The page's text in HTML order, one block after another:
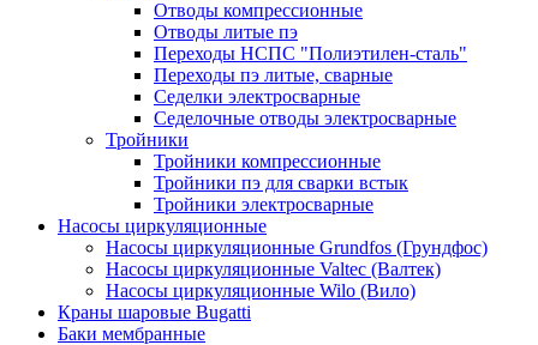
Отводы компрессионные
Отводы литые пэ
Переходы НСПС "Полиэтилен-сталь"
Переходы пэ литые, сварные
Седелки электросварные
Седелочные отводы электросварные
Тройники
Тройники компрессионные
Тройники пэ для сварки встык
Тройники электросварные
Насосы циркуляционные
Насосы циркуляционные Grundfos (Грундфос)
Насосы циркуляционные Valtec (Валтек)
Насосы циркуляционные Wilo (Вило)
Краны шаровые Bugatti
Баки мембранные